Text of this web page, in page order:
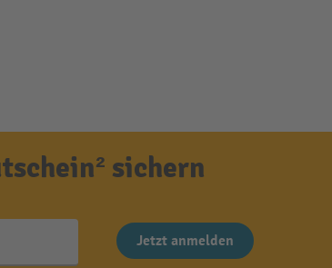
sichern
Jetzt anmelden